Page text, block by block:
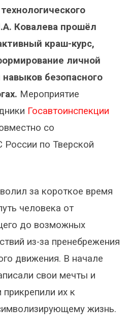
Ковалева прошёл
краш-курс,
личной
безопасного
Мероприятие
Госавтоинспекции
со
по Тверской
за короткое время
человека от
до возможных
из-за пренебрежения
движения. В начале
свои мечты и
прикрепили их к
жизнь.